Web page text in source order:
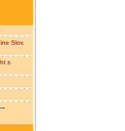
Slov.
s